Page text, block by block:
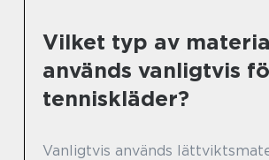
Vilket typ av
används vanligtvis
tenniskläder?
Vanligtvis används